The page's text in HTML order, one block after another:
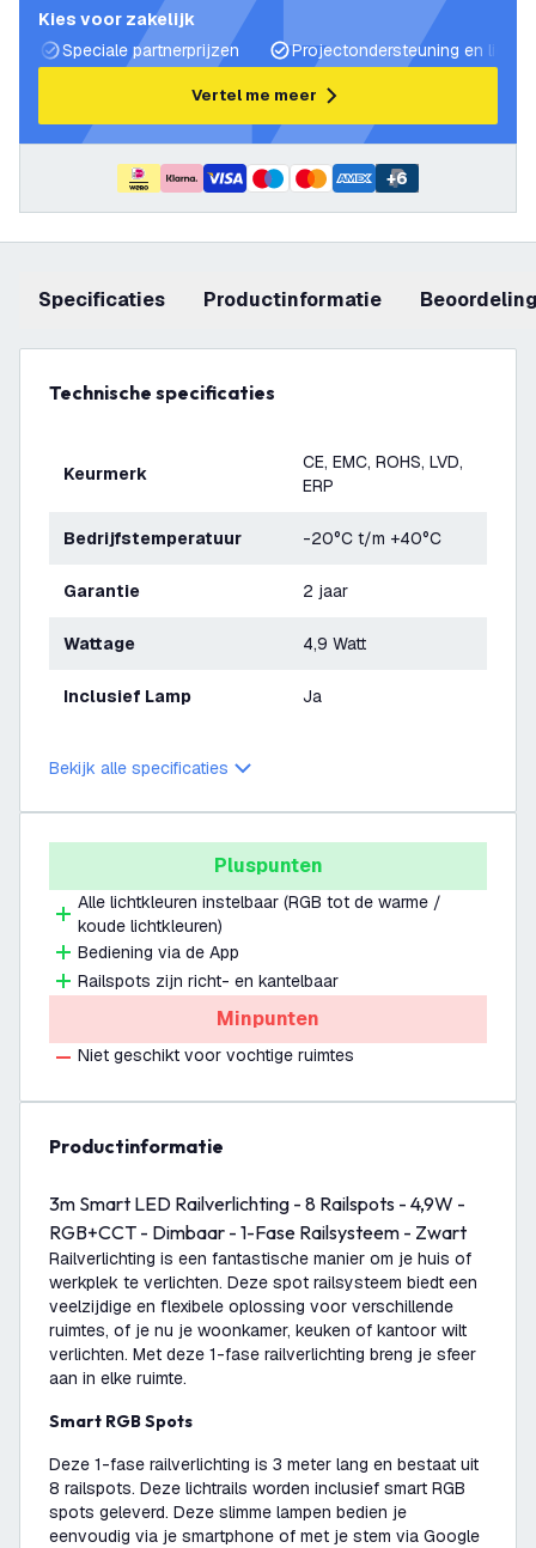
Kies voor zakelijk
Speciale partnerprijzen
Projectondersteuning en
Vertel me meer
+6
Specificaties productinformatie
Technische specificaties
Keurmerk
CE, EMC, ROHS, LVD,
ERP
Bedrijfstemperatuur -20°C t/m +40°C
Garantie 2 jaar
Wattage 4,9 Watt
Inclusief Lamp Ja
Bekijk alle specificaties
Pluspunten
Alle lichtkleuren instelbaar (RGB tot de warme /
koude lichtkleuren)
Bediening via de App
Railspots zijn richt- en kantelbaar
Minpunten
Niet geschikt voor vochtige ruimtes
productinformatie
3m Smart LED Railverlichting - 8 Railspots - 4,9W -
RGB+CCT - Dimbaar - 1-Fase Railsysteem - Zwart
Railverlichting is een fantastische manier om je huis of
werkplek te verlichten. Deze spot railsysteem biedt een
veelzijdige en flexibele oplossing voor verschillende
ruimtes, of je nu je woonkamer, keuken of kantoor wilt
verlichten. Met deze 1-fase railverlichting breng je sfeer
aan in elke ruimte.
Smart RGB Spots
Deze 1-fase railverlichting is 3 meter lang en bestaat uit
8 railspots. Deze lichtrails worden inclusief smart RGB
spots geleverd. Deze slimme lampen bedien je
eenvoudig via je smartphone of met je stem via Google